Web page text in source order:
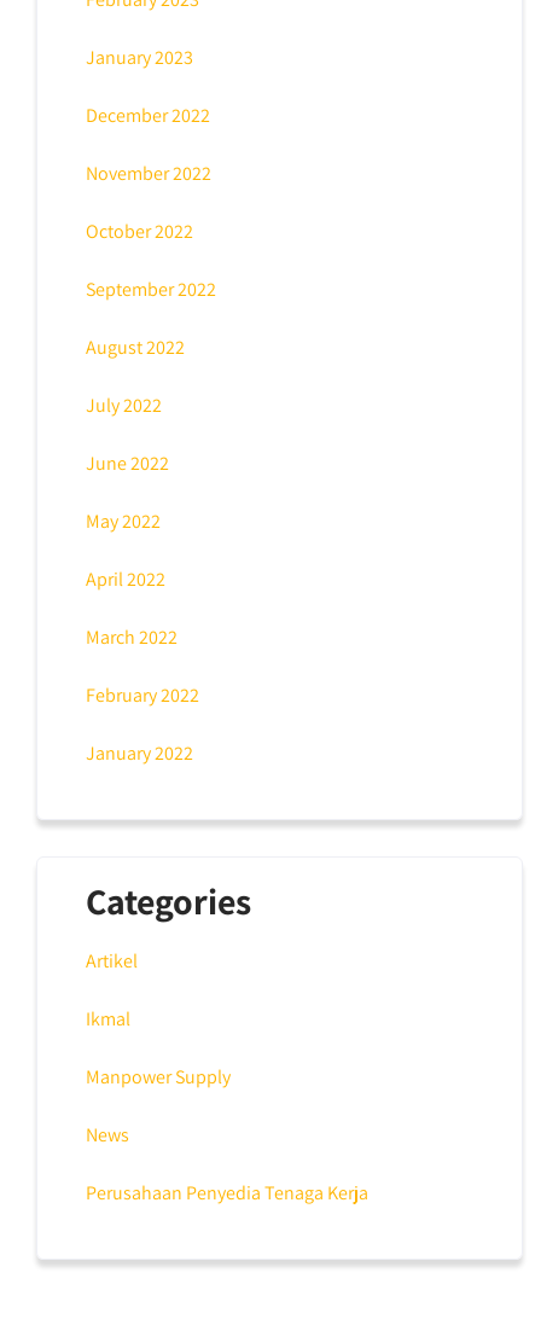
January 2023
December 2022
November 2022
October 2022
September 2022
August 2022
July 2022
June 2022
May 2022
April 2022
March 2022
February 2022
January 2022
Categories
Artikel
Ikmal
Manpower Supply
News
Perusahaan Penyedia Tenaga Kerja